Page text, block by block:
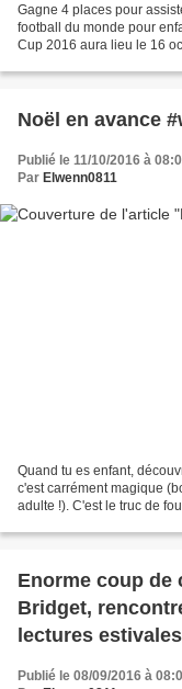
Gagne 4 places pour
football du monde pour
Cup 2016 aura lieu le 16
Noël en avance
Publié le 11/10/2016 à
Par Elwenn0811
Quand tu es enfant,
c'est carrément magique
adulte !). C'est le truc de
Enorme coup de
Bridget,
lectures estivales
Publié le 08/09/2016 à